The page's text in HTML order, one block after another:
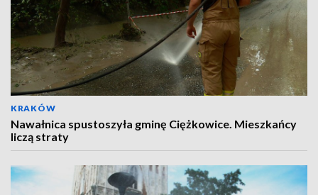
KRAKÓW
Nawałnica spustoszyła gminę Ciężkowice. Mieszkańcy
liczą straty